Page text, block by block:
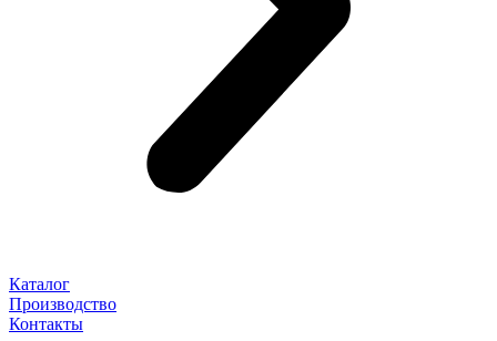
Каталог
Производство
Контакты